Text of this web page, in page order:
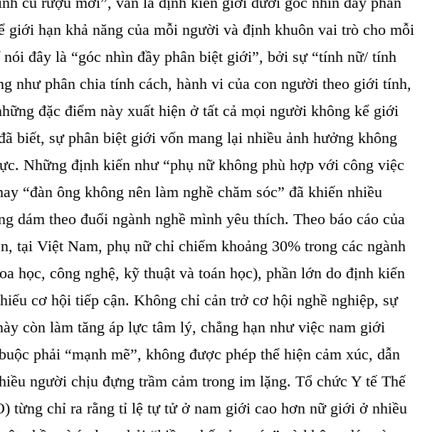
giới hạn khả năng của mỗi người và định khuôn vai trò cho mỗi
đây là “góc nhìn đầy phân biệt giới”, bởi sự “tính nữ/ tính
như phân chia tính cách, hành vi của con người theo giới tính,
đặc điểm này xuất hiện ở tất cả mọi người không kể giới
biết, sự phân biệt giới vốn mang lại nhiều ảnh hưởng không
Những định kiến như “phụ nữ không phù hợp với công việc
“đàn ông không nên làm nghề chăm sóc” đã khiến nhiều
dám theo đuổi ngành nghề mình yêu thích. Theo báo cáo của
tại Việt Nam, phụ nữ chỉ chiếm khoảng 30% trong các ngành
học, công nghệ, kỹ thuật và toán học), phần lớn do định kiến
cơ hội tiếp cận. Không chỉ cản trở cơ hội nghề nghiệp, sự
còn làm tăng áp lực tâm lý, chẳng hạn như việc nam giới
phải “mạnh mẽ”, không được phép thể hiện cảm xúc, dẫn
người chịu đựng trầm cảm trong im lặng. Tổ chức Y tế Thế
từng chỉ ra rằng tỉ lệ tự tử ở nam giới cao hơn nữ giới ở nhiều